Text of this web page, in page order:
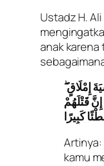
Ustadz H.
anak karena
إِمْلَاقٍ
قَتْلَهُمْ
كَبِيرًا
Artinya:
kamu